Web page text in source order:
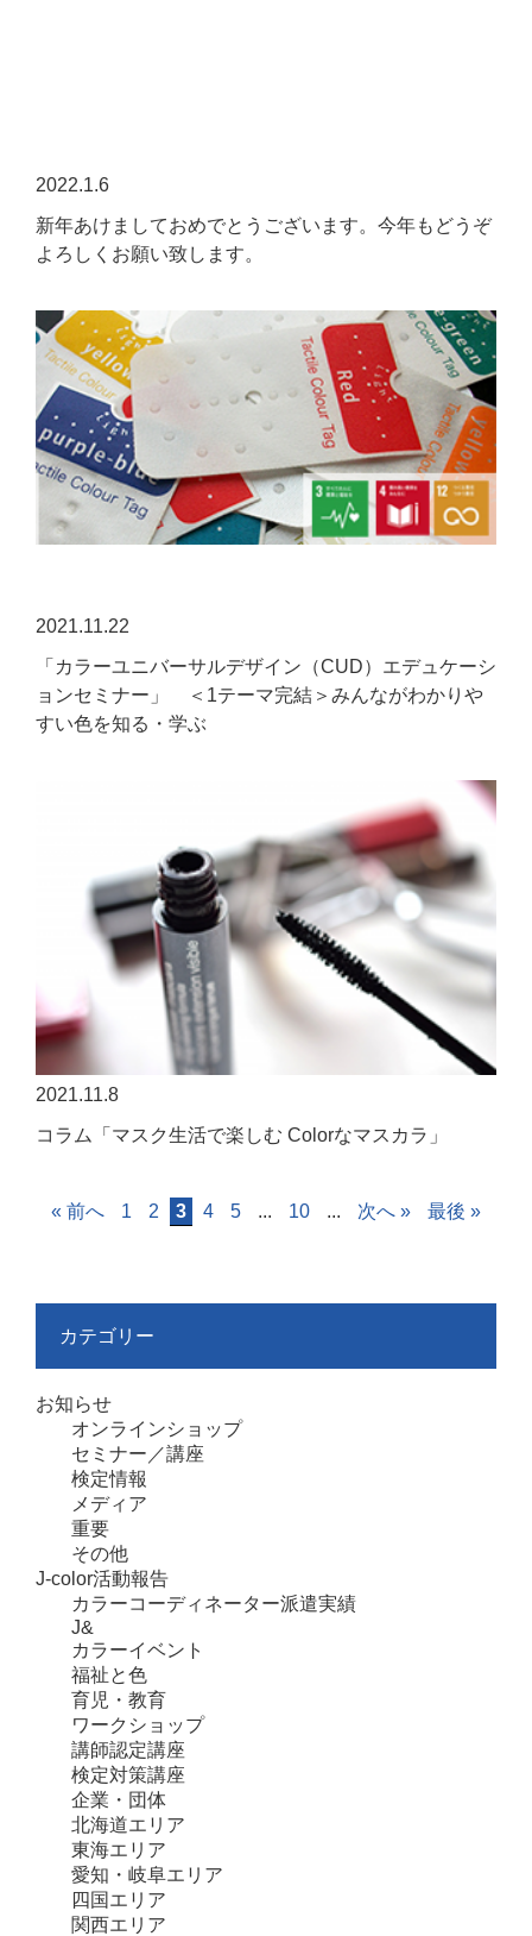
2022.1.6
新年あけましておめでとうございます。今年もどうぞ
よろしくお願い致します。
2021.11.22
「カラーユニバーサルデザイン（CUD）エデュケーシ
ョンセミナー」 ＜1テーマ完結＞みんながわかりや
すい色を知る・学ぶ
2021.11.8
コラム「マスク生活で楽しむ Colorなマスカラ」
« 前へ 1 2 3 4 5 ... 10 ... 次へ » 最後 »
カテゴリー
お知らせ
オンラインショップ
セミナー／講座
検定情報
メディア
重要
その他
J-color活動報告
カラーコーディネーター派遣実績
J&
カラーイベント
福祉と色
育児・教育
ワークショップ
講師認定講座
検定対策講座
企業・団体
北海道エリア
東海エリア
愛知・岐阜エリア
四国エリア
関西エリア